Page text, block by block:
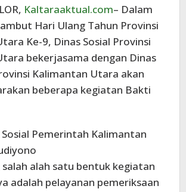
Kaltaraaktual.com– Dalam
Hari Ulang Tahun Provinsi
Ke-9, Dinas Sosial Provinsi
bekerjasama dengan Dinas
Kalimantan Utara akan
beberapa kegiatan Bakti
Sosial Pemerintah Kalimantan
alah satu bentuk kegiatan
adalah pelayanan pemeriksaan